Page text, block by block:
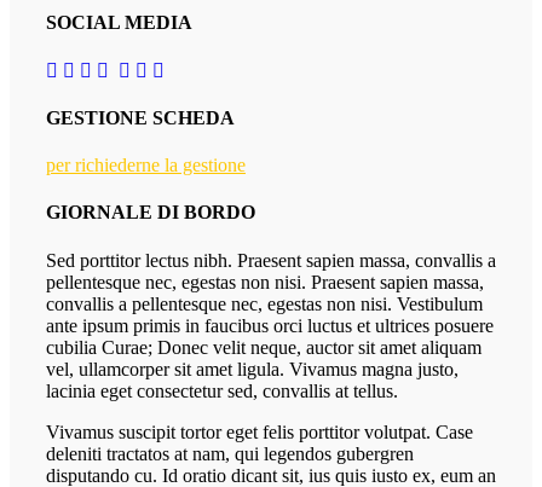
SOCIAL MEDIA
GESTIONE SCHEDA
per richiederne la gestione
GIORNALE DI BORDO
Sed porttitor lectus nibh. Praesent sapien massa, convallis a
pellentesque nec, egestas non nisi. Praesent sapien massa,
convallis a pellentesque nec, egestas non nisi. Vestibulum
ante ipsum primis in faucibus orci luctus et ultrices posuere
cubilia Curae; Donec velit neque, auctor sit amet aliquam
vel, ullamcorper sit amet ligula. Vivamus magna justo,
lacinia eget consectetur sed, convallis at tellus.
Vivamus suscipit tortor eget felis porttitor volutpat. Case
deleniti tractatos at nam, qui legendos gubergren
disputando cu. Id oratio dicant sit, ius quis iusto ex, eum an